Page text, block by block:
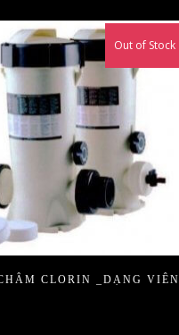
CLORIN _DẠNG VIÊN
Out of Stock